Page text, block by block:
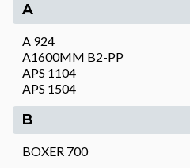
A
A 924
A1600MM B2-PP
APS 1104
APS 1504
B
BOXER 700